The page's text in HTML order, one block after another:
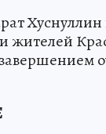
Хуснуллин
жителей